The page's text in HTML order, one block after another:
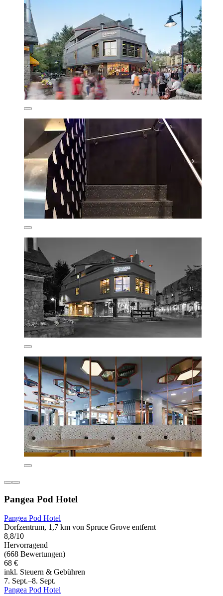
Pangea Pod Hotel
Pangea Pod Hotel
Dorfzentrum, 1,7 km von Spruce Grove entfernt
8,8/10
Hervorragend
(668 Bewertungen)
68 €
inkl. Steuern & Gebühren
7. Sept.–8. Sept.
Pangea Pod Hotel